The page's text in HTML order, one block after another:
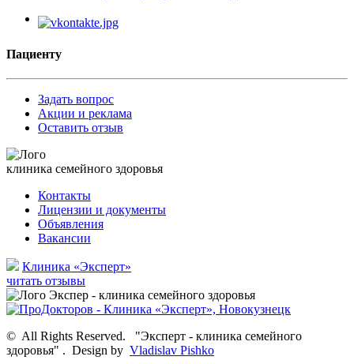
Пациенту
Задать вопрос
Акции и реклама
Оставить отзыв
клиника семейного здоровья
Контакты
Лицензии и документы
Объявления
Вакансии
Клиника «Эксперт»
читать отзывы
© All Rights Reserved.
"Эксперт - клиника семейного
здоровья" . Design by Vladislav Pishko